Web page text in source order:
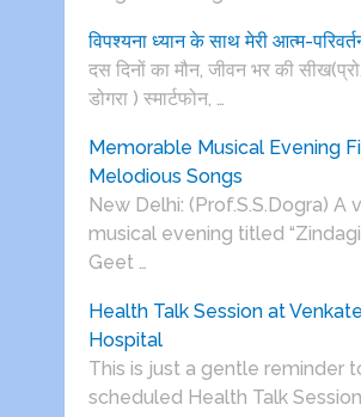
विपश्यना ध्यान के साथ मेरी आत्म-
दस दिनों का मौन, जीवन भर की
डोगरा ) स्मार्टफोन, …
Memorable Musical Evening
Melodious Songs
New Delhi: (Prof.S.S.Dogra) A
musical evening titled
Geet …
Health Talk Session at
Hospital
This is just a gentle reminder
scheduled Health Talk